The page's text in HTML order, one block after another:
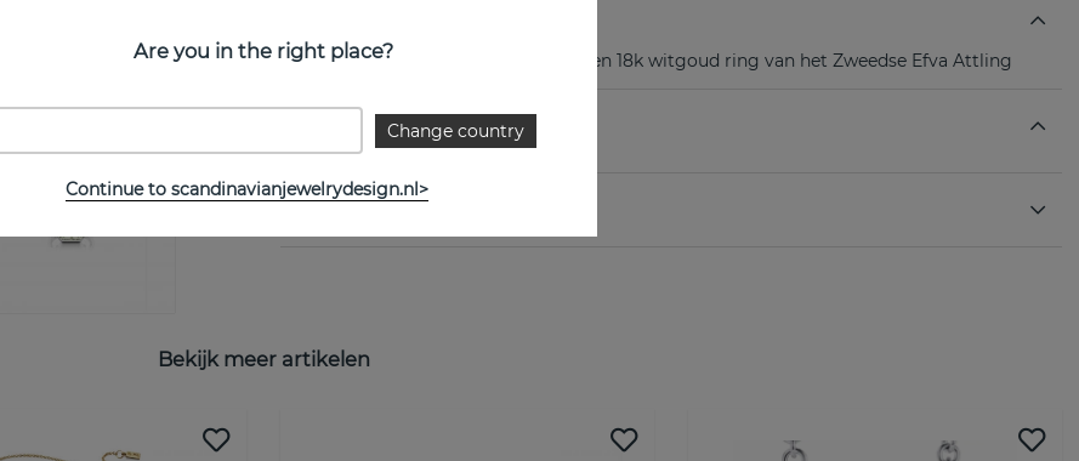
Little Magic Star-Green Quartz is een 18k witgoud ring van het Zweedse Efva Attling
EIGENSCHAPPEN
Bekijk meer artikelen
Are you in the right place?
Change country
Continue to scandinavianjewelrydesign.nl>